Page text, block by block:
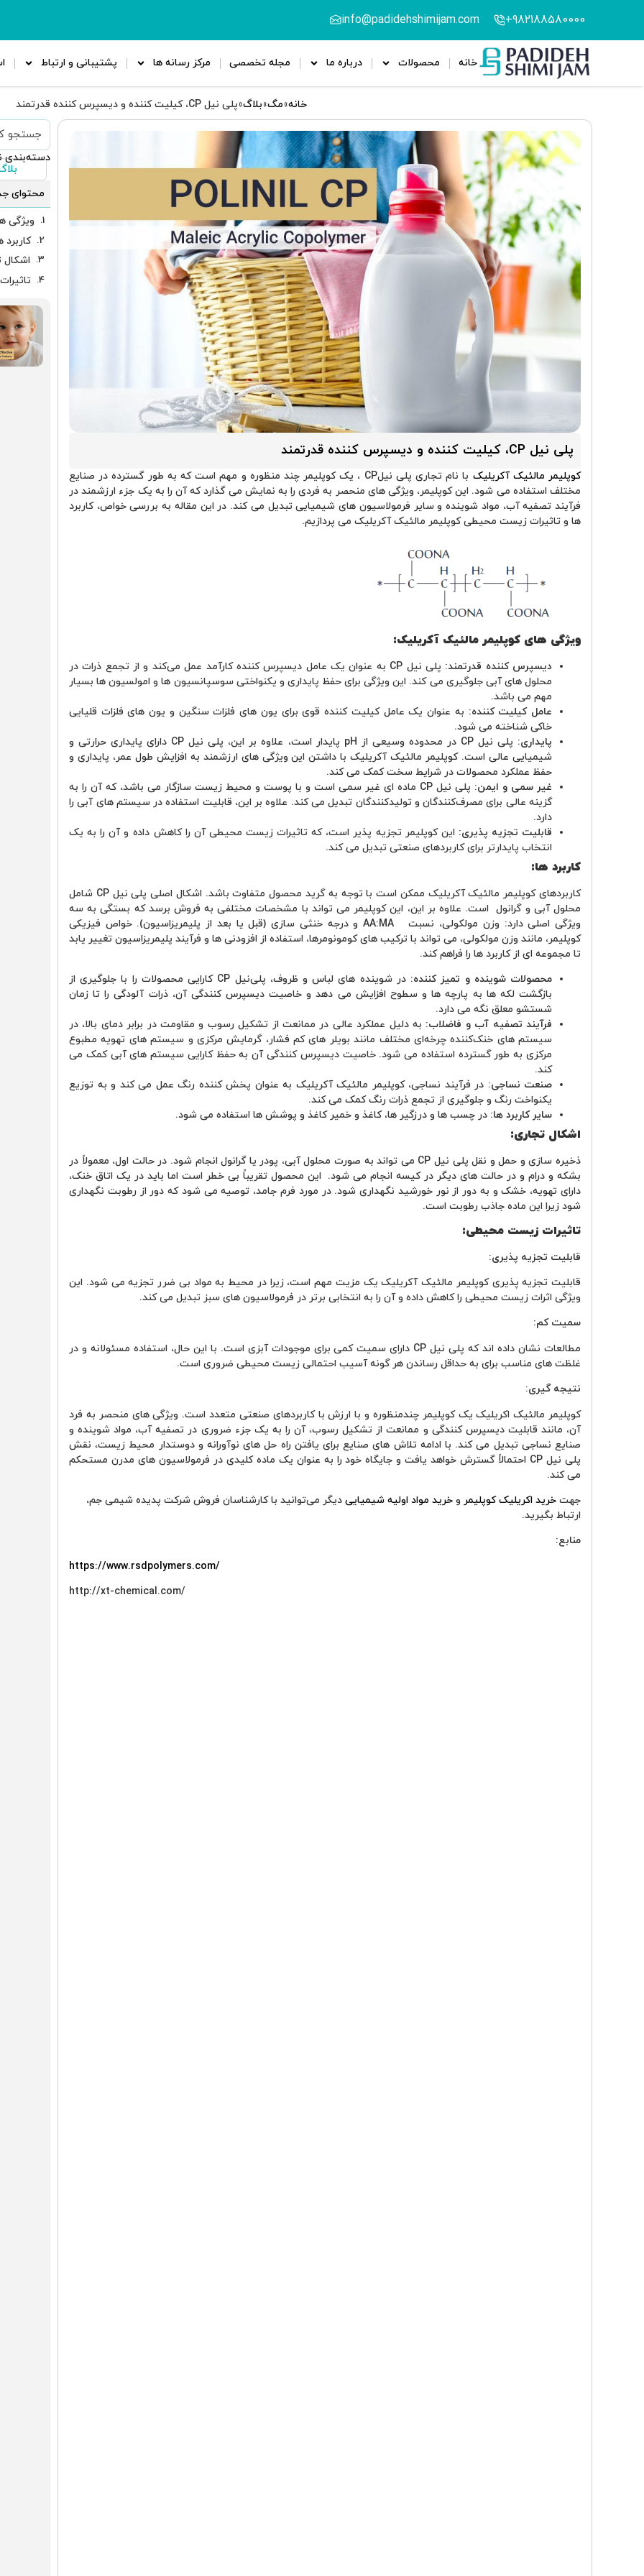
982188580000+
info@padidehshimijam.com
خانه محصولات درباره ما مجله تخصصی مرکز رسانه ها پشتیبانی و ارتباط
خانه»مگ»بلاگ»پلی نیل CP، کیلیت کننده و دیسپرس کننده قدرتمند
پلی نیل CP، کیلیت کننده و دیسپرس کننده قدرتمند
کوپلیمر مالئیک آکریلیک
با نام تجاری پلی نیلCP ، یک کوپلیمر چند منظوره و مهم است که به طور گسترده در صنایع
مختلف استفاده می ‌شود. این کوپلیمر، ویژگی‌ های منحصر به فردی را به نمایش می ‌گذارد که آن را به یک جزء ارزشمند در
فرآیند تصفیه آب، مواد شوینده و سایر فرمولاسیون‌ های شیمیایی تبدیل می‌ کند. در این مقاله به بررسی خواص، کاربرد
ها و تاثیرات زیست ‌محیطی کوپلیمر مالئیک آکریلیک می ‌پردازیم.
ویژگی های کوپلیمر مالئیک آکریلیک:
دیسپرس کننده قدرتمند:
پلی ‌نیل CP به عنوان یک عامل دیسپرس کننده کارآمد عمل می‌کند و از تجمع ذرات در
محلول ‌های آبی جلوگیری می‌ کند. این ویژگی برای حفظ پایداری و یکنواختی سوسپانسیون‌ ها و امولسیون‌ ها بسیار
مهم می باشد.
عامل کیلیت‌ کننده: به عنوان یک عامل کیلیت ‌کننده قوی برای یون ‌های فلزات سنگین و یون ‌های فلزات قلیایی
خاکی شناخته می ‌شود.
پایداری:
پلی نیل CP در محدوده وسیعی از pH پایدار است، علاوه بر این، پلی نیل CP دارای پایداری حرارتی و
شیمیایی عالی است. کوپلیمر مالئیک آکریلیک با داشتن این ویژگی های ارزشمند به افزایش طول عمر، پایداری و
حفظ عملکرد محصولات در شرایط سخت کمک می کند.
غیر سمی و ایمن:
پلی نیل CP ماده ای غیر سمی است و با پوست و محیط زیست سازگار می باشد، که آن را به
گزینه عالی برای مصرف‌کنندگان و تولیدکنندگان تبدیل می‌ کند. علاوه بر این، قابلیت استفاده در سیستم‌ های آبی را
دارد.
قابلیت تجزیه ‌پذیری: این کوپلیمر تجزیه‌ پذیر است، که تاثیرات زیست ‌محیطی آن را کاهش داده و آن را به یک
انتخاب پایدارتر برای کاربردهای صنعتی تبدیل می ‌کند.
کاربرد ها:
کاربردهای کوپلیمر مالئیک آکریلیک ممکن است با توجه به گرید محصول متفاوت باشد. اشکال اصلی پلی نیل CP شامل
محلول آبی و گرانول است. علاوه بر این، این کوپلیمر می ‌تواند با مشخصات مختلفی به فروش برسد که بستگی به سه
ویژگی اصلی دارد: وزن مولکولی، نسبت AA:MA و درجه خنثی ‌سازی (قبل یا بعد از پلیمریزاسیون). خواص فیزیکی
کوپلیمر، مانند وزن مولکولی، می ‌تواند با ترکیب ‌های کومونومرها، استفاده از افزودنی‌ ها و فرآیند پلیمریزاسیون تغییر یابد
تا مجموعه ‌ای از کاربرد ها را فراهم کند.
محصولات شوینده و تمیز کننده:
در شوینده ‌های لباس و ظروف، پلی‌نیل CP کارایی محصولات را با جلوگیری از
بازگشت لکه ‌ها به پارچه ‌ها و سطوح افزایش می ‌دهد و خاصیت دیسپرس کنندگی آن، ذرات آلودگی را تا زمان
شستشو معلق نگه می ‌دارد.
فرآیند تصفیه آب و فاضلاب: به دلیل عملکرد عالی در ممانعت از تشکیل رسوب و مقاومت در برابر دمای بالا، در
سیستم‌ های خنک‌کننده چرخه‌ای مختلف مانند بویلر های کم ‌فشار، گرمایش مرکزی و سیستم ‌های تهویه مطبوع
مرکزی به طور گسترده استفاده می ‌شود. خاصیت دیسپرس کنندگی آن به حفظ کارایی سیستم ‌های آبی کمک می‌
کند.
صنعت نساجی: در فرآیند نساجی، کوپلیمر مالئیک آکریلیک به عنوان پخش ‌کننده رنگ عمل می ‌کند و به توزیع
یکنواخت رنگ و جلوگیری از تجمع ذرات رنگ کمک می کند.
سایر کاربرد ها: در چسب ‌ها و درزگیر ها، کاغذ و خمیر کاغذ و پوشش ها استفاده می ‌شود.
اشکال تجاری:
ذخیره ‌سازی و حمل و نقل پلی ‌نیل CP می ‌تواند به صورت محلول آبی، پودر یا گرانول انجام شود. در حالت اول، معمولاً در
بشکه ‌و درام و در حالت ‌های دیگر در کیسه‌ انجام می ‌شود. این محصول تقریباً بی ‌خطر است اما باید در یک اتاق خنک،
دارای تهویه، خشک و به دور از نور خورشید نگهداری شود. در مورد فرم جامد، توصیه می ‌شود که دور از رطوبت نگهداری
شود زیرا این ماده جاذب رطوبت است.
تاثیرات زیست ‌محیطی:
قابلیت تجزیه‌ پذیری:
قابلیت تجزیه ‌پذیری کوپلیمر مالئیک آکریلیک یک مزیت مهم است، زیرا در محیط به مواد بی‌ ضرر تجزیه می ‌شود. این
ویژگی اثرات زیست‌ محیطی را کاهش داده و آن را به انتخابی برتر در فرمولاسیون ‌های سبز تبدیل می ‌کند.
سمیت کم:
مطالعات نشان داده ‌اند که پلی ‌نیل CP دارای سمیت کمی برای موجودات آبزی است. با این حال، استفاده مسئولانه و در
غلظت ‌های مناسب برای به حداقل رساندن هر گونه آسیب احتمالی زیست ‌محیطی ضروری است.
نتیجه‌ گیری:
کوپلیمر مالئیک اکریلیک یک کوپلیمر چندمنظوره و با ارزش با کاربردهای صنعتی متعدد است. ویژگی ‌های منحصر به فرد
آن، مانند قابلیت دیسپرس کنندگی و ممانعت از تشکیل رسوب، آن را به یک جزء ضروری در تصفیه آب، مواد شوینده و
صنایع نساجی تبدیل می‌ کند. با ادامه تلاش ‌های صنایع برای یافتن راه ‌حل ‌های نوآورانه و دوستدار محیط زیست، نقش
پلی ‌نیل CP احتمالاً گسترش خواهد یافت و جایگاه خود را به عنوان یک ماده کلیدی در فرمولاسیون ‌های مدرن مستحکم
می‌ کند.
جهت خرید اکریلیک کوپلیمر و خرید مواد اولیه شیمیایی دیگر می‌توانید با کارشناسان فروش شرکت پدیده شیمی جم،
ارتباط بگیرید.
منابع:
https://www.rsdpolymers.com/
http://xt-chemical.com/
دسته‌بندی
محتوای
ویژگی
کاربرد
اشکال